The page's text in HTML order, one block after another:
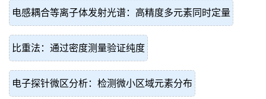
电感耦合等离子体发射光谱：高精度多元素同时定量
比重法：通过密度测量验证纯度
电子探针微区分析：检测微小区域元素分布